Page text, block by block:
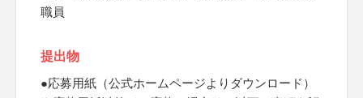
職員
提出物
●応募用紙（公式ホームページよりダウンロード）